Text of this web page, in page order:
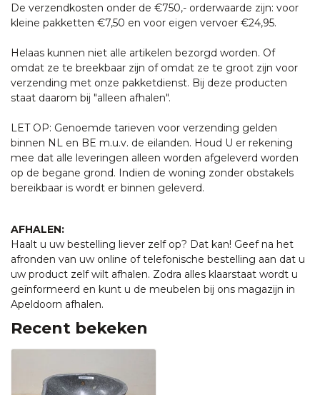
De verzendkosten onder de €750,- orderwaarde zijn: voor
kleine pakketten €7,50 en voor eigen vervoer €24,95.
Helaas kunnen niet alle artikelen bezorgd worden. Of
omdat ze te breekbaar zijn of omdat ze te groot zijn voor
verzending met onze pakketdienst. Bij deze producten
staat daarom bij "alleen afhalen".
LET OP: Genoemde tarieven voor verzending gelden
binnen NL en BE m.u.v. de eilanden. Houd U er rekening
mee dat alle leveringen alleen worden afgeleverd worden
op de begane grond. Indien de woning zonder obstakels
bereikbaar is wordt er binnen geleverd.
AFHALEN:
Haalt u uw bestelling liever zelf op? Dat kan! Geef na het
afronden van uw online of telefonische bestelling aan dat u
uw product zelf wilt afhalen. Zodra alles klaarstaat wordt u
geïnformeerd en kunt u de meubelen bij ons magazijn in
Apeldoorn afhalen.
Recent bekeken